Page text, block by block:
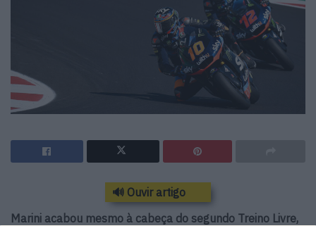
🔊 Ouvir artigo
Marini acabou mesmo à cabeça do segundo Treino Livre,